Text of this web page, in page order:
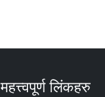
महत्त्वपूर्ण लिंकहरु